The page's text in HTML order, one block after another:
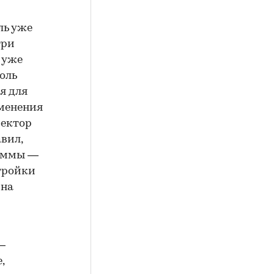
уже
уже
для
—